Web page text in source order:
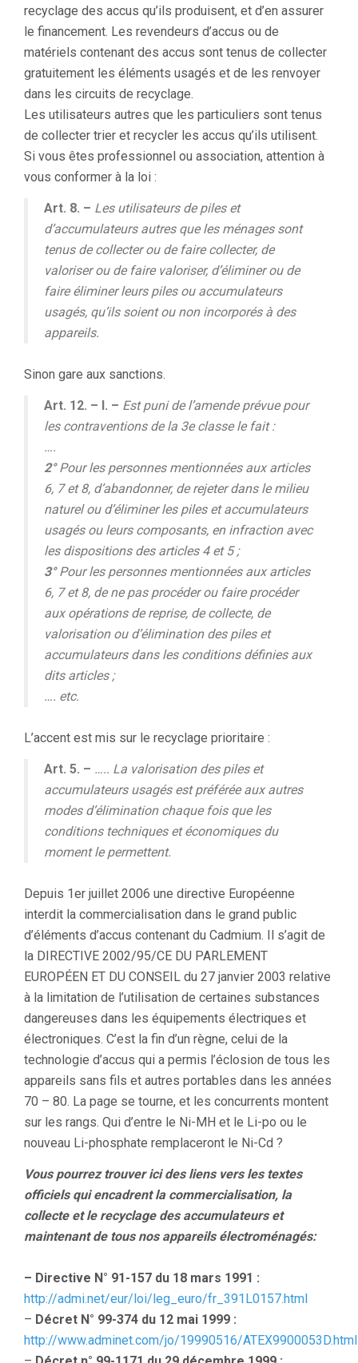
recyclage des accus qu’ils produisent, et d’en assurer
le financement. Les revendeurs d’accus ou de
matériels contenant des accus sont tenus de collecter
gratuitement les éléments usagés et de les renvoyer
dans les circuits de recyclage.
Les utilisateurs autres que les particuliers sont tenus
de collecter trier et recycler les accus qu’ils utilisent.
Si vous êtes professionnel ou association, attention à
vous conformer à la loi :
Art. 8. – Les utilisateurs de piles et
d’accumulateurs autres que les ménages sont
tenus de collecter ou de faire collecter, de
valoriser ou de faire valoriser, d’éliminer ou de
faire éliminer leurs piles ou accumulateurs
usagés, qu’ils soient ou non incorporés à des
appareils.
Sinon gare aux sanctions.
Art. 12. – I. – Est puni de l’amende prévue pour
les contraventions de la 3e classe le fait :
….
2°Pour les personnes mentionnées aux articles
6, 7 et 8, d’abandonner, de rejeter dans le milieu
naturel ou d’éliminer les piles et accumulateurs
usagés ou leurs composants, en infraction avec
les dispositions des articles 4 et 5 ;
3°Pour les personnes mentionnées aux articles
6, 7 et 8, de ne pas procéder ou faire procéder
aux opérations de reprise, de collecte, de
valorisation ou d’élimination des piles et
accumulateurs dans les conditions définies aux
dits articles ;
…. etc.
L’accent est mis sur le recyclage prioritaire :
Art. 5. – ….. La valorisation des piles et
accumulateurs usagés est préférée aux autres
modes d’élimination chaque fois que les
conditions techniques et économiques du
moment le permettent.
Depuis 1er juillet 2006 une directive Européenne
interdit la commercialisation dans le grand public
d’éléments d’accus contenant du Cadmium. Il s’agit de
la DIRECTIVE 2002/95/CE DU PARLEMENT
EUROPÉEN ET DU CONSEIL du 27 janvier 2003 relative
à la limitation de l’utilisation de certaines substances
dangereuses dans les équipements électriques et
électroniques. C’est la fin d’un règne, celui de la
technologie d’accus qui a permis l’éclosion de tous les
appareils sans fils et autres portables dans les années
70 – 80. La page se tourne, et les concurrents montent
sur les rangs. Qui d’entre le Ni-MH et le Li-po ou le
nouveau Li-phosphate remplaceront le Ni-Cd ?
Vous pourrez trouver ici des liens vers les textes
officiels qui encadrent la commercialisation, la
collecte et le recyclage des accumulateurs et
maintenant de tous nos appareils électroménagés:
– Directive N° 91-157 du 18 mars 1991 :
http://admi.net/eur/loi/leg_euro/fr_391L0157.html
– Décret N° 99-374 du 12 mai 1999 :
http://www.adminet.com/jo/19990516/ATEX9900053D.html